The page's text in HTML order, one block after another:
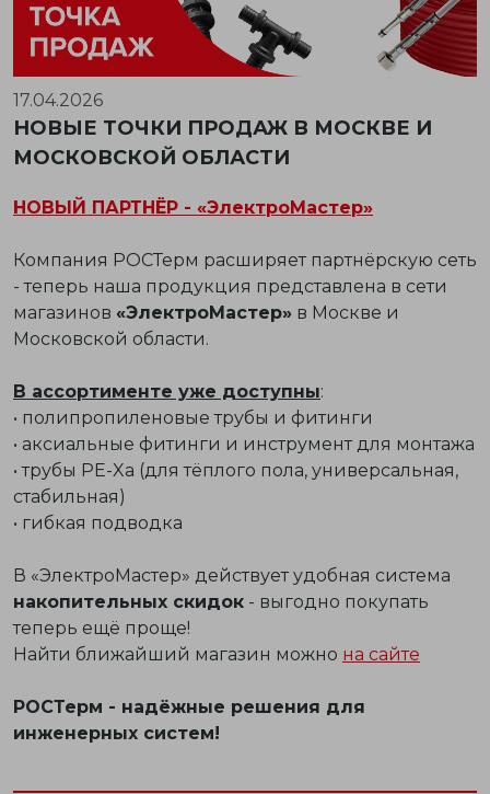
17.04.2026
НОВЫЕ ТОЧКИ ПРОДАЖ В МОСКВЕ И
МОСКОВСКОЙ ОБЛАСТИ
НОВЫЙ ПАРТНЁР - «ЭлектроМастер»
Компания РОСТерм расширяет партнёрскую сеть
- теперь наша продукция представлена в сети
магазинов «ЭлектроМастер» в Москве и
Московской области.
В ассортименте уже доступны:
• полипропиленовые трубы и фитинги
• аксиальные фитинги и инструмент для монтажа
• трубы PE-Xa (для тёплого пола, универсальная,
стабильная)
• гибкая подводка
В «ЭлектроМастер» действует удобная система
накопительных скидок - выгодно покупать
теперь ещё проще!
Найти ближайший магазин можно на сайте
РОСТерм - надёжные решения для
инженерных систем!